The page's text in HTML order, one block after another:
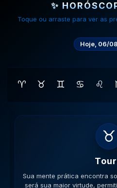
✨
Toque ou arraste para ver as
Hoje, 06/
♈ ♉ ♊ ♋ ♌
♊
Sua lógica é impecável
ponto forte; use-a para